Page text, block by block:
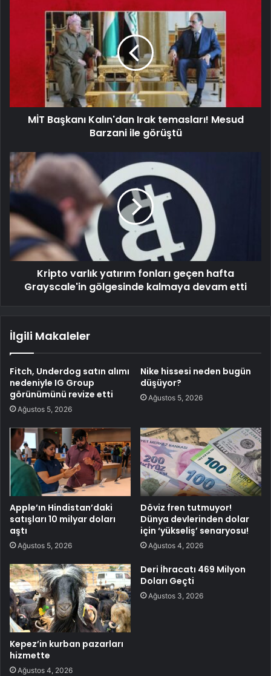
MİT Başkanı Kalın'dan Irak temasları! Mesud
Barzani ile görüştü
Kripto varlık yatırım fonları geçen hafta
Grayscale'in gölgesinde kalmaya devam etti
İlgili Makaleler
Fitch, Underdog satın alımı
nedeniyle IG Group
görünümünü revize etti
Ağustos 5, 2026
Nike hissesi neden bugün
düşüyor?
Ağustos 5, 2026
Apple’ın Hindistan’daki
satışları 10 milyar doları
aştı
Ağustos 5, 2026
Döviz fren tutmuyor!
Dünya devlerinden dolar
için ‘yükseliş’ senaryosu!
Ağustos 4, 2026
Kepez’in kurban pazarları
hizmette
Ağustos 4, 2026
Deri İhracatı 469 Milyon
Doları Geçti
Ağustos 3, 2026